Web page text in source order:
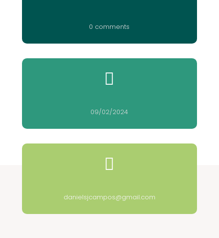
0 comments

09/02/2024

danielsjcampos@gmail.com